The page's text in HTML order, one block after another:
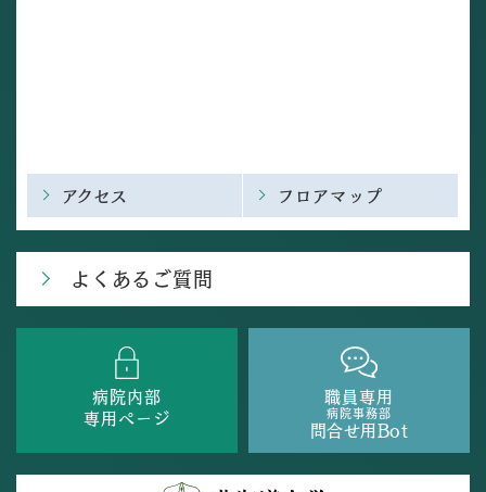
アクセス フロアマップ
よくあるご質問
病院内部
専用ページ
職員専用
病院事務部
問合せ用Bot